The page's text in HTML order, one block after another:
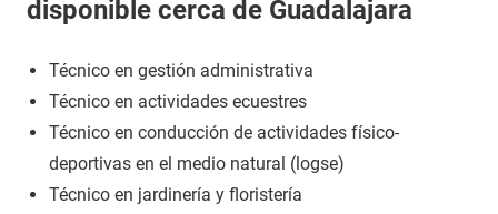
disponible cerca de Guadalajara
Técnico en gestión administrativa
Técnico en actividades ecuestres
Técnico en conducción de actividades físico-
deportivas en el medio natural (logse)
Técnico en jardinería y floristería